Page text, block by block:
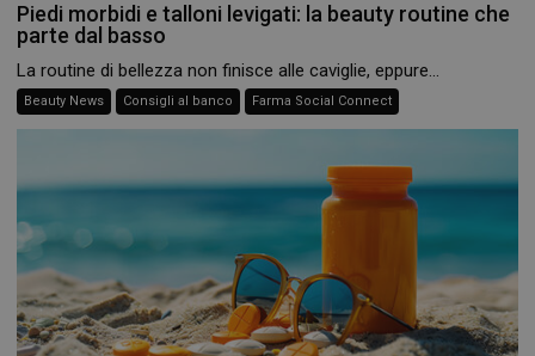
Piedi morbidi e talloni levigati: la beauty routine che
parte dal basso
La routine di bellezza non finisce alle caviglie, eppure...
Beauty News Consigli al banco Farma Social Connect